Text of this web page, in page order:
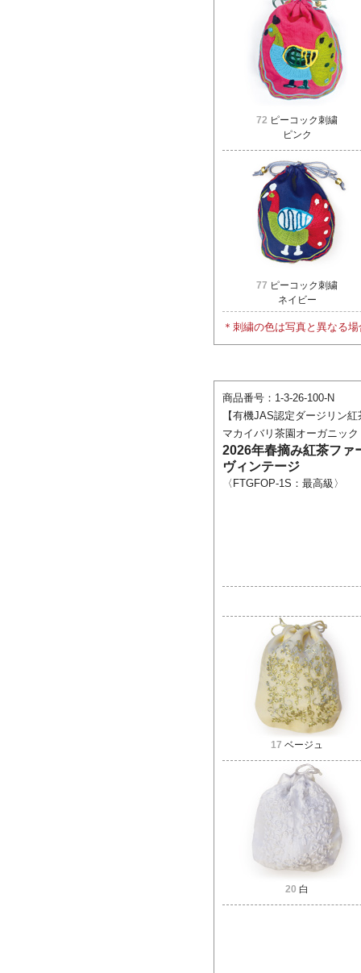
72 ピーコック刺繍
ピンク
77 ピーコック刺繍
ネイビー
＊刺繍の色は写真と異なる
商品番号：1-3-26-100-N
【有機JAS認定ダージリン紅
マカイバリ茶園オーガニッ
2026年春摘み紅茶ファ
ヴィンテージ
〈FTGFOP-1S：最高級〉
17 ベージュ
20 白